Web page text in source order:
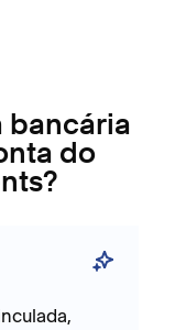
bancária
do